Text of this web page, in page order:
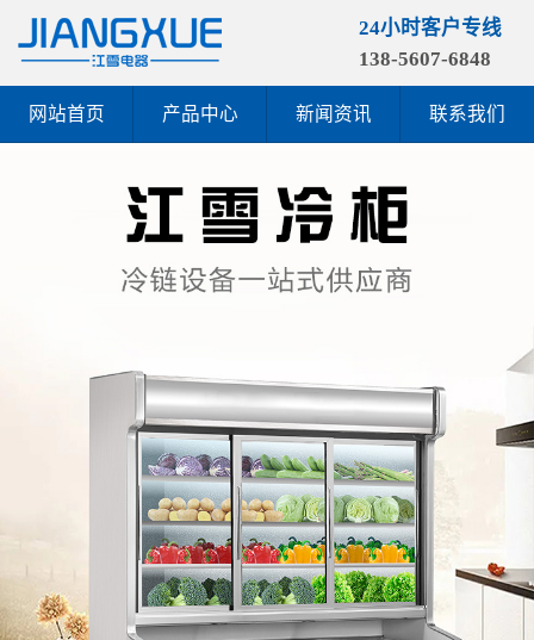
24小时客户专线
138-5607-6848
网站首页 产品中心 新闻资讯 联系我们